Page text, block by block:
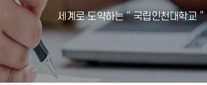
세계로 도약하는 “ 국립인천대학교 ”